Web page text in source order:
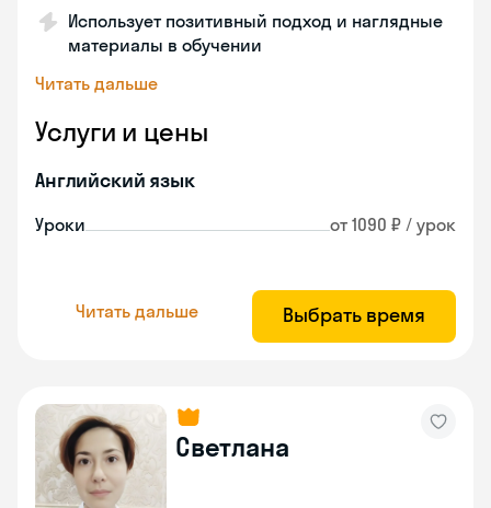
Использует позитивный подход и наглядные
материалы в обучении
Читать дальше
Услуги и цены
Английский язык
Уроки от 1090 ₽ / урок
Читать дальше Выбрать время
Светлана